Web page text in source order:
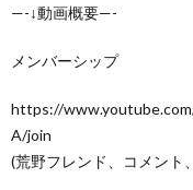
—-↓動画概要—-
メンバーシップ
https://
A/join
(荒野フレンド、コメント